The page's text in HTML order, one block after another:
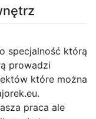
specjalność którą
prowadzi
które można
praca ale